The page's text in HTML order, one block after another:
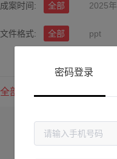
成案时间: 全部 2025年
文件格式: 全部 ppt
全部方案
密码登录